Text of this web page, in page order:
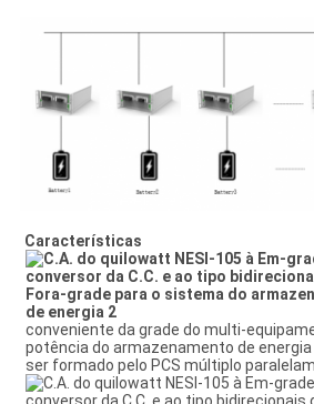
Características
conveniente da grade do multi-
potência do armazenamento de
ser formado pelo PCS múltiplo